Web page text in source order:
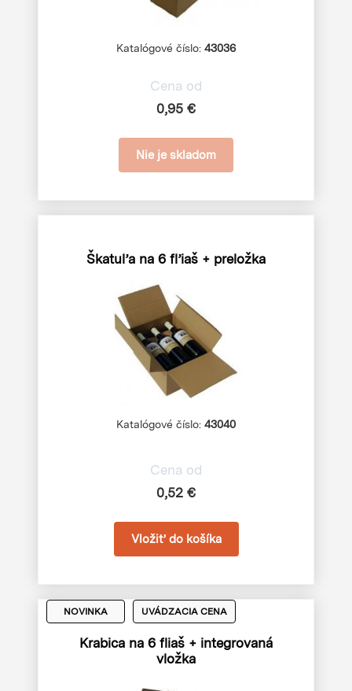
Katalógové číslo: 43036
Cena od
0,95 €
Nie je skladom
Škatuľa na 6 fľiaš + preložka
Katalógové číslo: 43040
Cena od
0,52 €
NOVINKA UVÁDZACIA CENA
Krabica na 6 fliaš + integrovaná
vložka